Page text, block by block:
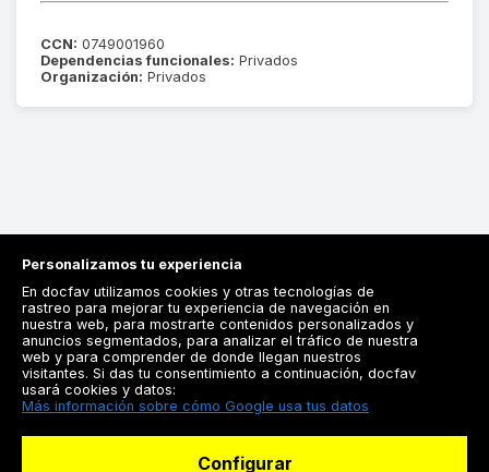
CCN: 0749001960
Dependencias funcionales: Privados
Organización: Privados
Registrarse
Docfav
Personalizamos tu experiencia
En docfav utilizamos cookies y otras tecnologías de
rastreo para mejorar tu experiencia de navegación en
nuestra web, para mostrarte contenidos personalizados y
anuncios segmentados, para analizar el tráfico de nuestra
web y para comprender de donde llegan nuestros
visitantes. Si das tu consentimiento a continuación, docfav
usará cookies y datos:
Más información sobre cómo Google usa tus datos
Configurar